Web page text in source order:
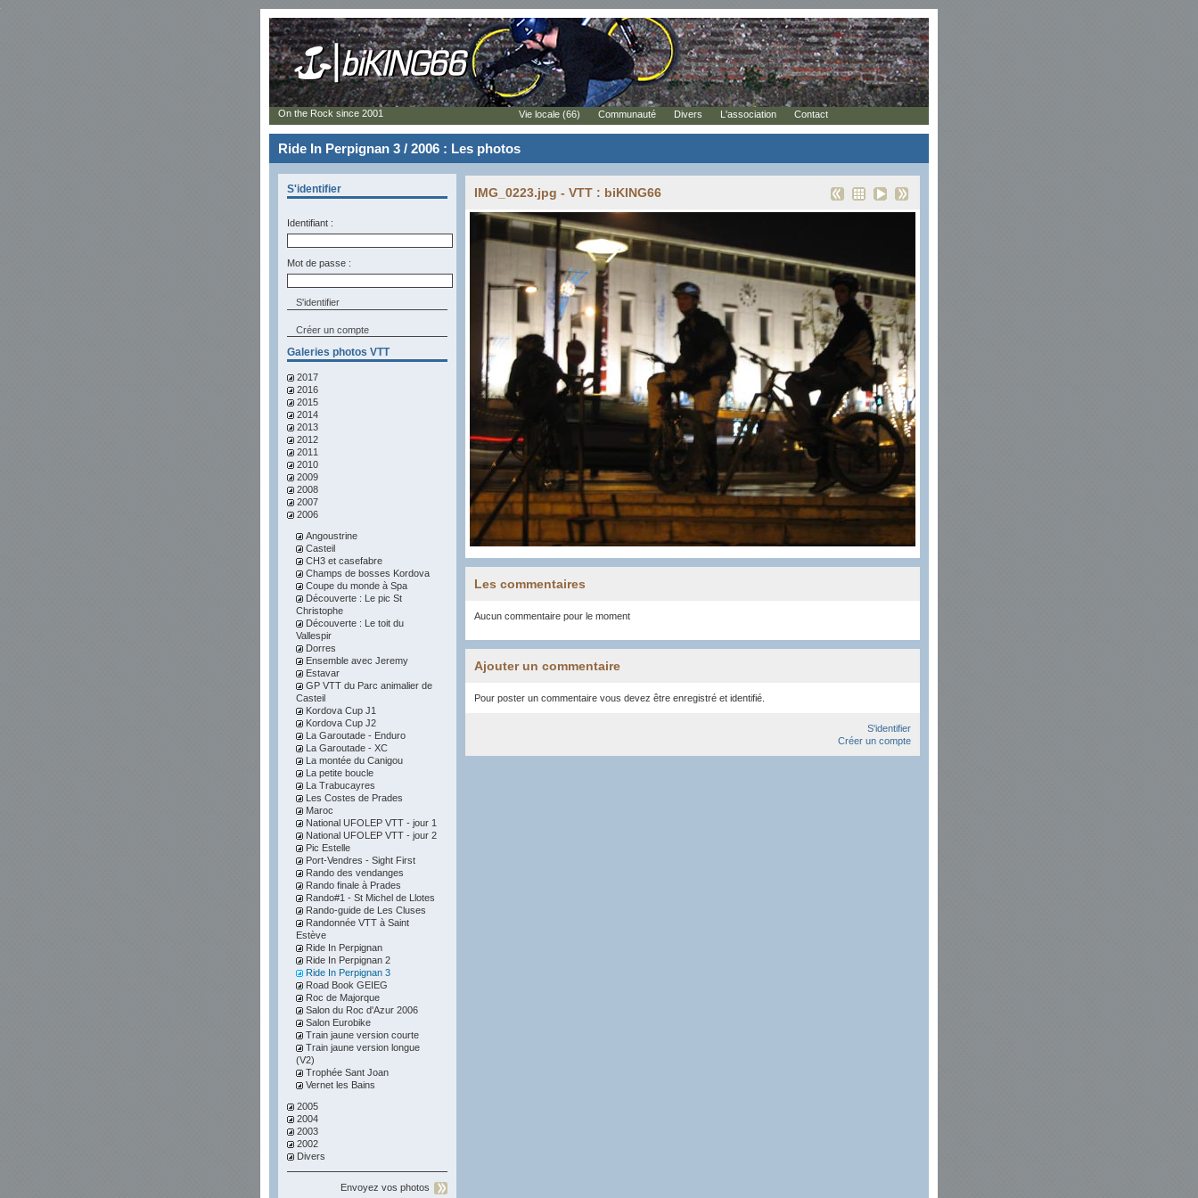
Ride In Perpignan 3 / 2006 : Les photos
S'identifier
Identifiant :
Mot de passe :
Créer un compte
Galeries photos VTT
2017
2016
2015
2014
2013
2012
2011
2010
2009
2008
2007
2006
Angoustrine
Casteil
CH3 et casefabre
Champs de bosses Kordova
Coupe du monde à Spa
Découverte : Le pic St
Christophe
Découverte : Le toit du
Vallespir
Dorres
Ensemble avec Jeremy
Estavar
GP VTT du Parc animalier de
Casteil
Kordova Cup J1
Kordova Cup J2
La Garoutade - Enduro
La Garoutade - XC
La montée du Canigou
La petite boucle
La Trabucayres
Les Costes de Prades
Maroc
National UFOLEP VTT - jour 1
National UFOLEP VTT - jour 2
Pic Estelle
Port-Vendres - Sight First
Rando des vendanges
Rando finale à Prades
Rando#1 - St Michel de Llotes
Rando-guide de Les Cluses
Randonnée VTT à Saint
Estève
Ride In Perpignan
Ride In Perpignan 2
Ride In Perpignan 3
Road Book GEIEG
Roc de Majorque
Salon du Roc d'Azur 2006
Salon Eurobike
Train jaune version courte
Train jaune version longue
(V2)
Trophée Sant Joan
Vernet les Bains
2005
2004
2003
2002
Divers
Envoyez vos photos
IMG_0223.jpg - VTT : biKING66
Les commentaires
Aucun commentaire pour le moment
Ajouter un commentaire
Pour poster un commentaire vous devez être enregistré et identifié.
S'identifier
Créer un compte
On the Rock since 2001 Vie locale (66) Communauté Divers L'association Contact